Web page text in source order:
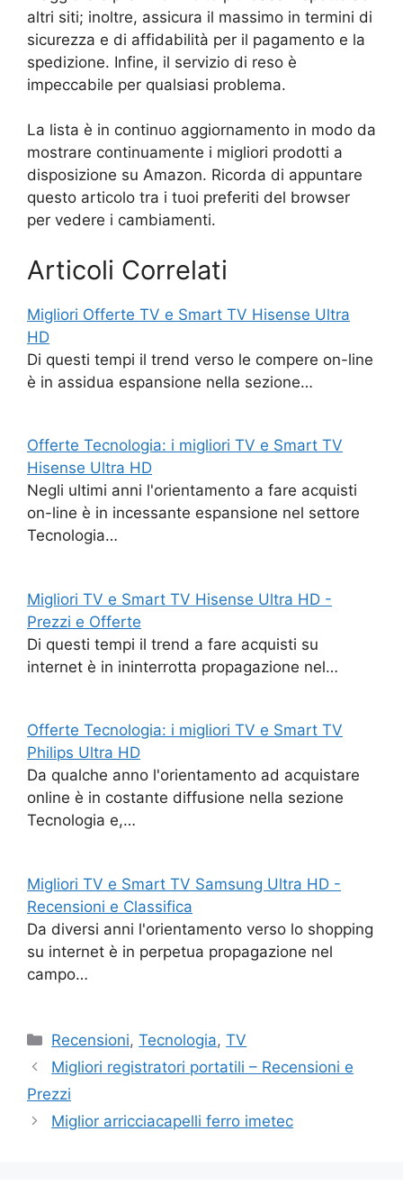
altri siti; inoltre, assicura il massimo in termini di
sicurezza e di affidabilità per il pagamento e la
spedizione. Infine, il servizio di reso è
impeccabile per qualsiasi problema.
La lista è in continuo aggiornamento in modo da
mostrare continuamente i migliori prodotti a
disposizione su Amazon. Ricorda di appuntare
questo articolo tra i tuoi preferiti del browser
per vedere i cambiamenti.
Articoli Correlati
Migliori Offerte TV e Smart TV Hisense Ultra
HD
Di questi tempi il trend verso le compere on-line
è in assidua espansione nella sezione…
Offerte Tecnologia: i migliori TV e Smart TV
Hisense Ultra HD
Negli ultimi anni l'orientamento a fare acquisti
on-line è in incessante espansione nel settore
Tecnologia…
Migliori TV e Smart TV Hisense Ultra HD -
Prezzi e Offerte
Di questi tempi il trend a fare acquisti su
internet è in ininterrotta propagazione nel…
Offerte Tecnologia: i migliori TV e Smart TV
Philips Ultra HD
Da qualche anno l'orientamento ad acquistare
online è in costante diffusione nella sezione
Tecnologia e,…
Migliori TV e Smart TV Samsung Ultra HD -
Recensioni e Classifica
Da diversi anni l'orientamento verso lo shopping
su internet è in perpetua propagazione nel
campo…
Categorie
Recensioni,Tecnologia,TV
Migliori registratori portatili – Recensioni e
Prezzi
Miglior arricciacapelli ferro imetec